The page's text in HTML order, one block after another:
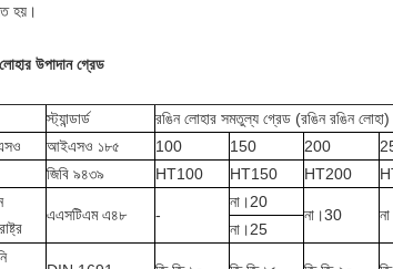
হয়।
উপাদান গ্রেড
স্ট্যান্ডার্ড
রঙিন লোহার সমতুল্য গ্রেড (রঙিন রঙিন লোহা)
আইএসও ১৮৫ 100 150 200
জিবি ৯৪৩৯ HT100 HT150 HT200
এএসটিএম এ৪৮ -
না।20
না।30
না।25